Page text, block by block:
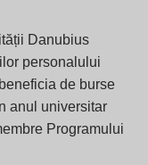
Danubius
personalului
de burse
anul universitar
Programului